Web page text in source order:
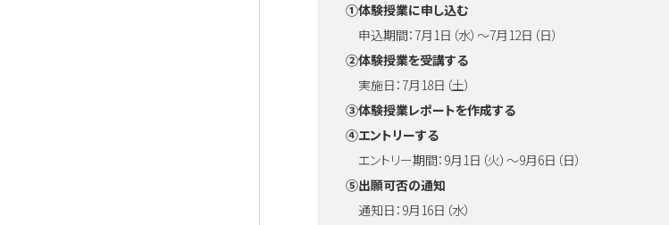
①体験授業に申し込む
申込期間：7月1日（水）～7月12日（日）
②体験授業を受講する
実施日：7月18日（土）
③体験授業レポートを作成する
④エントリーする
エントリー期間：9月1日（火）～9月6日（日）
⑤出願可否の通知
通知日：9月16日（水）